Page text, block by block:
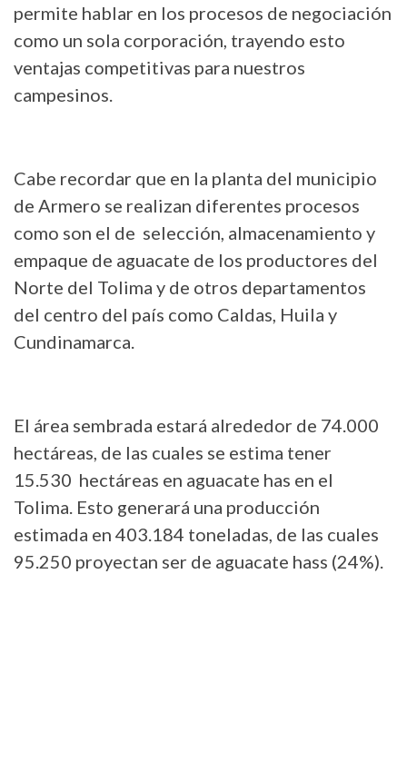
permite hablar en los procesos de negociación
como un sola corporación, trayendo esto
ventajas competitivas para nuestros
campesinos.
Cabe recordar que en la planta del municipio
de Armero se realizan diferentes procesos
como son el de selección, almacenamiento y
empaque de aguacate de los productores del
Norte del Tolima y de otros departamentos
del centro del país como Caldas, Huila y
Cundinamarca.
El área sembrada estará alrededor de 74.000
hectáreas, de las cuales se estima tener
15.530 hectáreas en aguacate has en el
Tolima. Esto generará una producción
estimada en 403.184 toneladas, de las cuales
95.250 proyectan ser de aguacate hass (24%).